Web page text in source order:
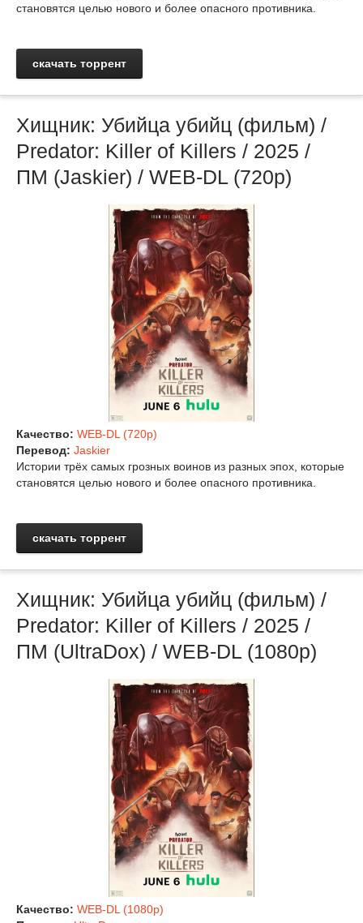
становятся целью нового и более опасного противника.
скачать торрент
Хищник: Убийца убийц (фильм) /
Predator: Killer of Killers / 2025 /
ПМ (Jaskier) / WEB-DL (720p)
Качество: WEB-DL (720p)
Перевод: Jaskier
Истории трёх самых грозных воинов из разных эпох, которые
становятся целью нового и более опасного противника.
скачать торрент
Хищник: Убийца убийц (фильм) /
Predator: Killer of Killers / 2025 /
ПМ (UltraDox) / WEB-DL (1080p)
Качество: WEB-DL (1080p)